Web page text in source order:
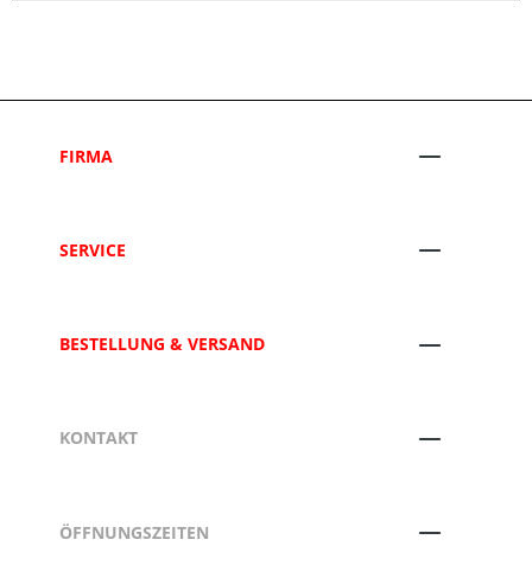
FIRMA
SERVICE
BESTELLUNG & VERSAND
KONTAKT
ÖFFNUNGSZEITEN